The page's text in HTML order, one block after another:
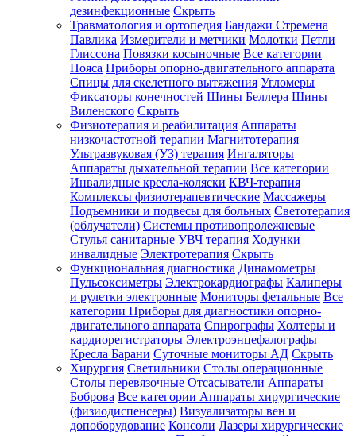
дезинфекционные Скрыть
Травматология и ортопедия Бандажи Стремена
Павлика Измерители и метчики Молотки Петли
Глиссона Повязки косыночные Все категории
Пояса Приборы опорно-двигательного аппарата
Спицы для скелетного вытяжения Угломеры
Фиксаторы конечностей Шины Беллера Шины
Виленского Скрыть
Физиотерапия и реабилитация Аппараты
низкочастотной терапии Магнитотерапия
Ультразвуковая (УЗ) терапия Ингаляторы
Аппараты дыхательной терапии Все категории
Инвалидные кресла-коляски КВЧ-терапия
Комплексы физиотерапевтические Массажеры
Подъемники и подвесы для больных Светотерапия
(облучатели) Системы противопролежневые
Стулья санитарные УВЧ терапия Ходунки
инвалидные Электротерапия Скрыть
Функциональная диагностика Динамометры
Пульсоксиметры Электрокардиографы Калиперы
и рулетки электронные Мониторы фетальные Все
категории Приборы для диагностики опорно-
двигательного аппарата Спирографы Холтеры и
кардиорегистраторы Электроэнцефалографы
Кресла Барани Суточные мониторы АД Скрыть
Хирургия Светильники Столы операционные
Столы перевязочные Отсасыватели Аппараты
Боброва Все категории Аппараты хирургические
(физиодиспенсеры) Визуализаторы вен и
допоборудование Консоли Лазеры хирургические